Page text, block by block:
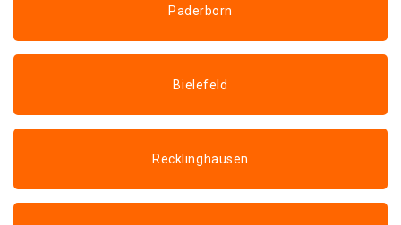
Paderborn
Bielefeld
Recklinghausen